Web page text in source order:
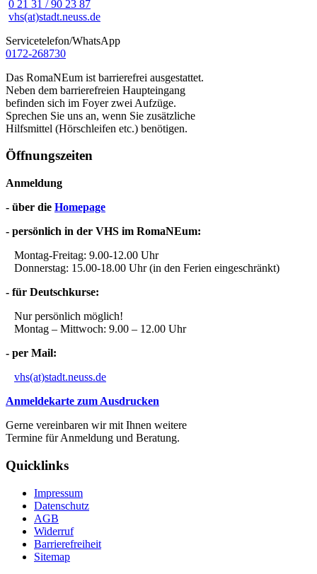
0 21 31 / 90 23 87
vhs(at)stadt.neuss.de
Servicetelefon/WhatsApp
0172-268730
Das RomaNEum ist barrierefrei ausgestattet.
Neben dem barrierefreien Haupteingang
befinden sich im Foyer zwei Aufzüge.
Sprechen Sie uns an, wenn Sie zusätzliche
Hilfsmittel (Hörschleifen etc.) benötigen.
Öffnungszeiten
Anmeldung
- über die Homepage
- persönlich in der VHS im RomaNEum:
Montag-Freitag: 9.00-12.00 Uhr
Donnerstag: 15.00-18.00 Uhr (in den Ferien eingeschränkt)
- für Deutschkurse:
Nur persönlich möglich!
Montag – Mittwoch: 9.00 – 12.00 Uhr
- per Mail:
vhs(at)stadt.neuss.de
Anmeldekarte zum Ausdrucken
Gerne vereinbaren wir mit Ihnen weitere
Termine für Anmeldung und Beratung.
Quicklinks
Impressum
Datenschutz
AGB
Widerruf
Barrierefreiheit
Sitemap